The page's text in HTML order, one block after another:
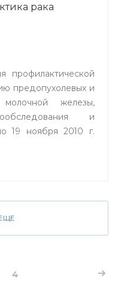
рака
профилактической
предопухолевых и
молочной железы,
и
19 ноября 2010 г.
4